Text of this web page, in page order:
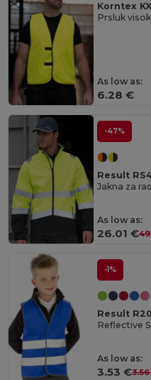
Korntex
As low as:
6.28 €
-47%
Result
Jakna za
As low as:
26.01 €
-1%
Result
As low as:
3.53 €